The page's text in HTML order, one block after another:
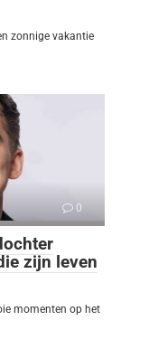
zonnige vakantie
0
zijn leven
momenten op het